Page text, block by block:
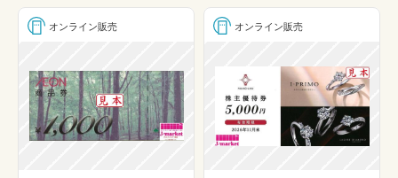
オンライン販売 オンライン販売